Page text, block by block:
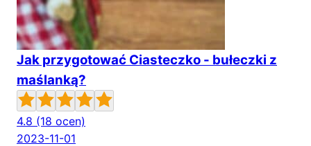
Jak przygotować Ciasteczko - bułeczki z
maślanką?
4.8 (18 ocen)
2023-11-01